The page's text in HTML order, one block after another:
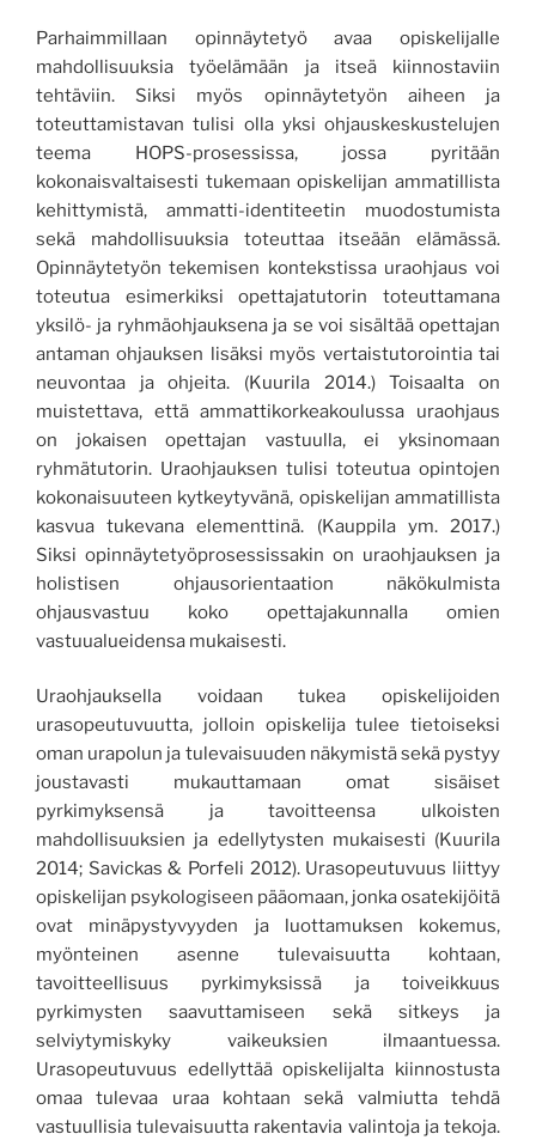
Parhaimmillaan opinnäytetyö avaa opiskelijalle
mahdollisuuksia työelämään ja itseä kiinnostaviin
tehtäviin. Siksi myös opinnäytetyön aiheen ja
toteuttamistavan tulisi olla yksi ohjauskeskustelujen
teema HOPS-prosessissa, jossa pyritään
kokonaisvaltaisesti tukemaan opiskelijan ammatillista
kehittymistä, ammatti-identiteetin muodostumista
sekä mahdollisuuksia toteuttaa itseään elämässä.
Opinnäytetyön tekemisen kontekstissa uraohjaus voi
toteutua esimerkiksi opettajatutorin toteuttamana
yksilö- ja ryhmäohjauksena ja se voi sisältää opettajan
antaman ohjauksen lisäksi myös vertaistutorointia tai
neuvontaa ja ohjeita. (Kuurila 2014.)Toisaalta on
muistettava, että ammattikorkeakoulussa uraohjaus
on jokaisen opettajan vastuulla, ei yksinomaan
ryhmätutorin. Uraohjauksen tulisi toteutua opintojen
kokonaisuuteen kytkeytyvänä, opiskelijan ammatillista
kasvua tukevana elementtinä. (Kauppila ym. 2017.)
Siksi opinnäytetyöprosessissakin on uraohjauksen ja
holistisen ohjausorientaation näkökulmista
ohjausvastuu koko opettajakunnalla omien
vastuualueidensa mukaisesti.
Uraohjauksella voidaan tukea opiskelijoiden
urasopeutuvuutta, jolloin opiskelija tulee tietoiseksi
oman urapolun ja tulevaisuuden näkymistä sekäpystyy
joustavasti mukauttamaan omat sisäiset
pyrkimyksensä ja tavoitteensa ulkoisten
mahdollisuuksien ja edellytysten mukaisesti (Kuurila
2014; Savickas & Porfeli 2012). Urasopeutuvuus liittyy
opiskelijan psykologiseen pääomaan, jonka osatekijöitä
ovat minäpystyvyyden ja luottamuksen kokemus,
myönteinen asenne tulevaisuutta kohtaan,
tavoitteellisuus pyrkimyksissä ja toiveikkuus
pyrkimysten saavuttamiseen sekä sitkeys ja
selviytymiskyky vaikeuksien ilmaantuessa.
Urasopeutuvuus edellyttää opiskelijalta kiinnostusta
omaa tulevaa uraa kohtaansekä valmiuttatehdä
vastuullisia tulevaisuutta rakentavia valintoja ja tekoja.